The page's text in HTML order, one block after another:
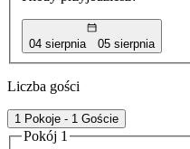
04 sierpnia 05 sierpnia
Liczba gości
1 Pokoje - 1 Goście
Pokój 1